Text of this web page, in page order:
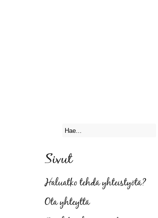
Sivut
Haluatko tehdä yhteistyötä?
Ota yhteyttä